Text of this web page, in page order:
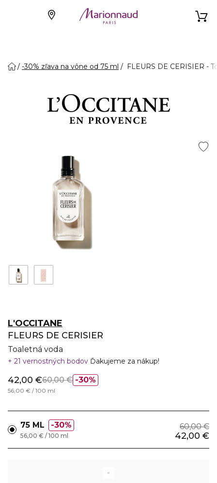
-30% zľava na vône od 75 ml FLEURS DE CERISIER -
L'OCCITANE
FLEURS DE CERISIER
Toaletná voda
21 vernostných bodov Ďakujeme za nákup!
30%
42,00 €60,00 €
56,00 € / 100 ml
75 ML 30% 60,00 €
42,00 €
56,00 € / 100 ml